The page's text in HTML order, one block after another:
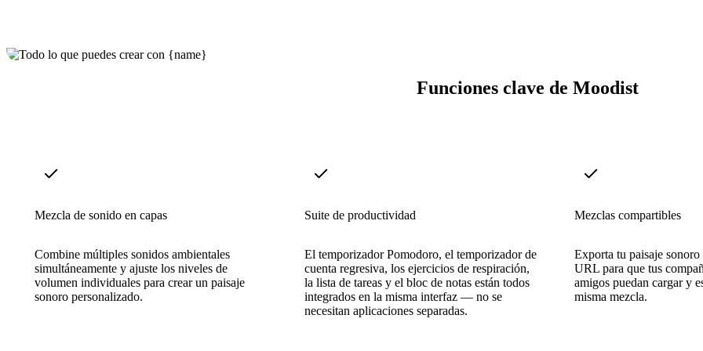
Funciones clave de Moodist
Mezcla de sonido en capas
Combine múltiples sonidos ambientales
simultáneamente y ajuste los niveles de
volumen individuales para crear un paisaje
sonoro personalizado.
Suite de productividad
El temporizador Pomodoro, el temporizador de
cuenta regresiva, los ejercicios de respiración,
la lista de tareas y el bloc de notas están todos
integrados en la misma interfaz — no se
necesitan aplicaciones separadas.
Mezclas compartibles
Exporta tu paisaje
URL para que tus
amigos puedan cargar y
misma mezcla.